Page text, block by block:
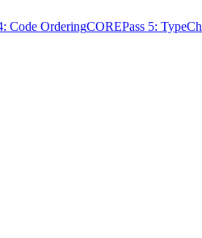
Code OrderingCOREPass 5: